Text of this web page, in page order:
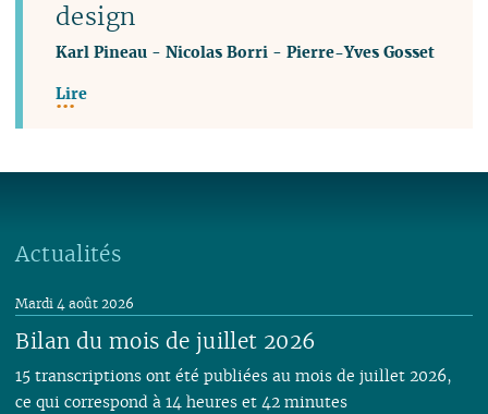
design
Karl Pineau -Nicolas Borri -Pierre-Yves Gosset
Lire
Actualités
Bilan du mois de juillet 2026
Mardi 4 août 2026
15 transcriptions ont été publiées au mois de juillet 2026,
ce qui correspond à 14 heures et 42 minutes